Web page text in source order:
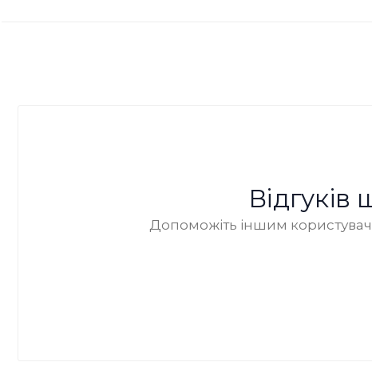
Допоможіть іншим